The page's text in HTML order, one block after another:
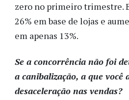
zero no primeiro trimestre.
26% em base de lojas e
em apenas 13%.
Se a concorrência não foi
a canibalização, a que você
desaceleração nas vendas?